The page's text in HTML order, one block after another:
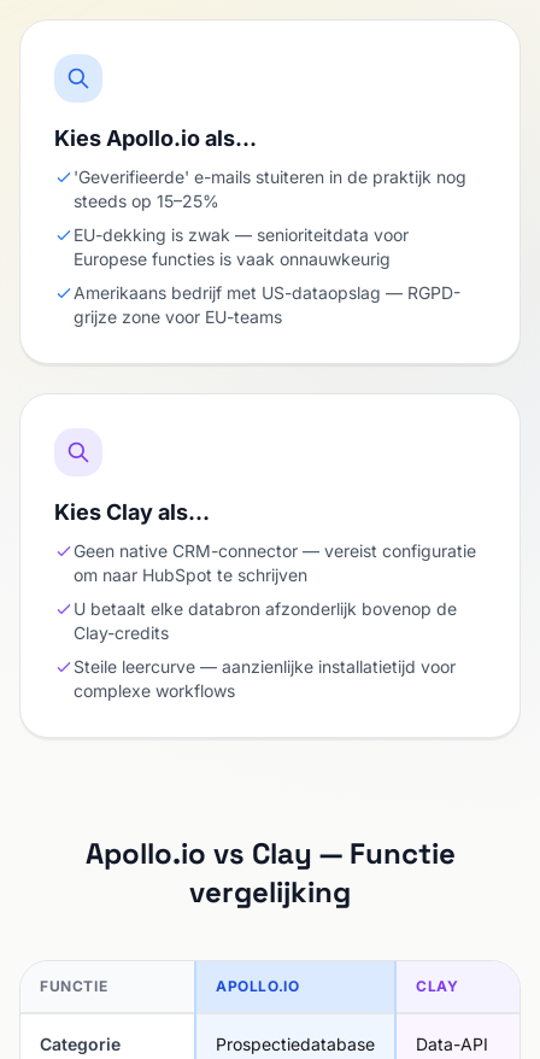
Kies Apollo.io als…
'Geverifieerde' e-mails stuiteren in de praktijk nog
steeds op 15–25%
EU-dekking is zwak — senioriteitdata voor
Europese functies is vaak onnauwkeurig
Amerikaans bedrijf met US-dataopslag — RGPD-
grijze zone voor EU-teams
Kies Clay als…
Geen native CRM-connector — vereist configuratie
om naar HubSpot te schrijven
U betaalt elke databron afzonderlijk bovenop de
Clay-credits
Steile leercurve — aanzienlijke installatietijd voor
complexe workflows
Apollo.io vs Clay — Functie
vergelijking
FUNCTIE APOLLO.IO CLAY
Categorie Prospectiedatabase Data-API